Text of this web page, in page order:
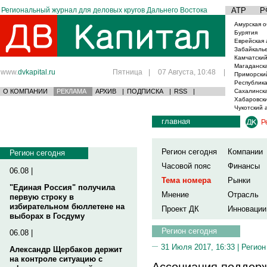
Региональный журнал для деловых кругов Дальнего Востока АТР
www.dvkapital.ru Пятница | 07 Августа, 10:48 |
О КОМПАНИИ РЕКЛАМА АРХИВ | ПОДПИСКА | RSS |
Амурская
Бурятия
Еврейская
Чукотский
Регион сегодня
06.08 |
"Единая Россия" получила
первую строку в
избирательном бюллетене на
выборах в Госдуму
06.08 |
Александр Щербаков держит
на контроле ситуацию с
главная
Регион сегодня
Компании
Часовой пояс
Финансы
Тема номера
Рынки
Мнение
Отрасль
Проект ДК
Инновации
Регион сегодня
31 Июля 2017, 16:33 |